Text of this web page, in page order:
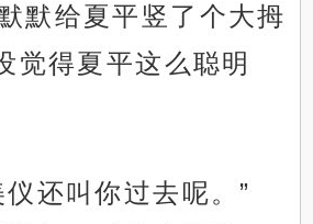
默给夏平竖了个大拇
觉得夏平这么聪明
还叫你过去呢。”